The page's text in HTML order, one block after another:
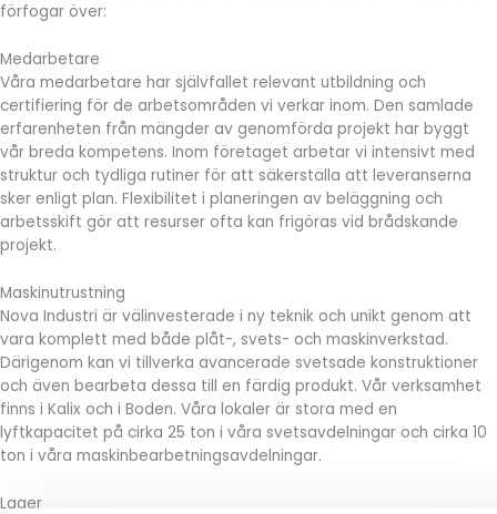
förfogar över:
Medarbetare
Våra medarbetare har självfallet relevant utbildning och
certifiering för de arbetsområden vi verkar inom. Den samlade
erfarenheten från mängder av genomförda projekt har byggt
vår breda kompetens. Inom företaget arbetar vi intensivt med
struktur och tydliga rutiner för att säkerställa att leveranserna
sker enligt plan. Flexibilitet i planeringen av beläggning och
arbetsskift gör att resurser ofta kan frigöras vid brådskande
projekt.
Maskinutrustning
Nova Industri är välinvesterade i ny teknik och unikt genom att
vara komplett med både plåt-, svets- och maskinverkstad.
Därigenom kan vi tillverka avancerade svetsade konstruktioner
och även bearbeta dessa till en färdig produkt. Vår verksamhet
finns i Kalix och i Boden. Våra lokaler är stora med en
lyftkapacitet på cirka 25 ton i våra svetsavdelningar och cirka 10
ton i våra maskinbearbetningsavdelningar.
Lager